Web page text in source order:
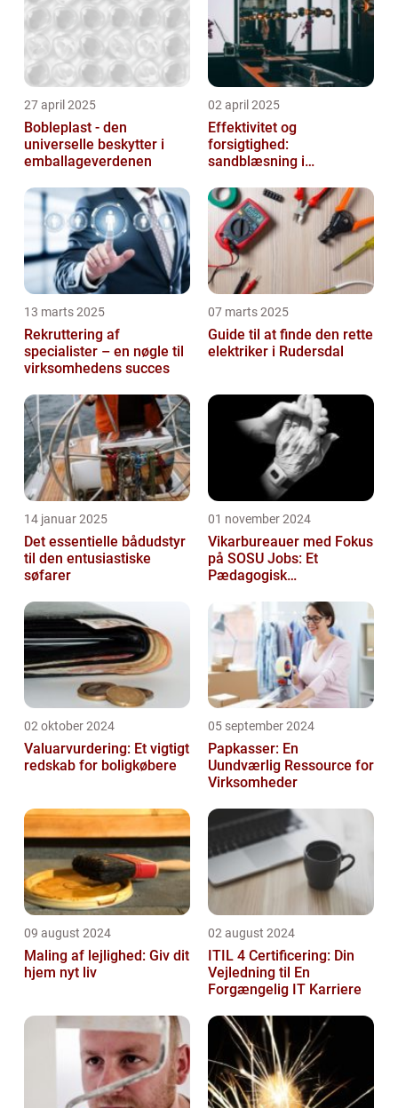
27 april 2025
Bobleplast - den
universelle beskytter i
emballageverdenen
02 april 2025
Effektivitet og
forsigtighed:
sandblæsning i
13 marts 2025
Rekruttering af
specialister – en nøgle til
virksomhedens succes
07 marts 2025
Guide til at finde den rette
elektriker i Rudersdal
14 januar 2025
Det essentielle bådudstyr
til den entusiastiske
søfarer
01 november 2024
Vikarbureauer med Fokus
på SOSU Jobs: Et
Pædagogisk
02 oktober 2024
Valuarvurdering: Et vigtigt
redskab for boligkøbere
05 september 2024
Papkasser: En
Uundværlig Ressource for
Virksomheder
09 august 2024
Maling af lejlighed: Giv dit
hjem nyt liv
02 august 2024
ITIL 4 Certificering: Din
Vejledning til En
Forgængelig IT Karriere